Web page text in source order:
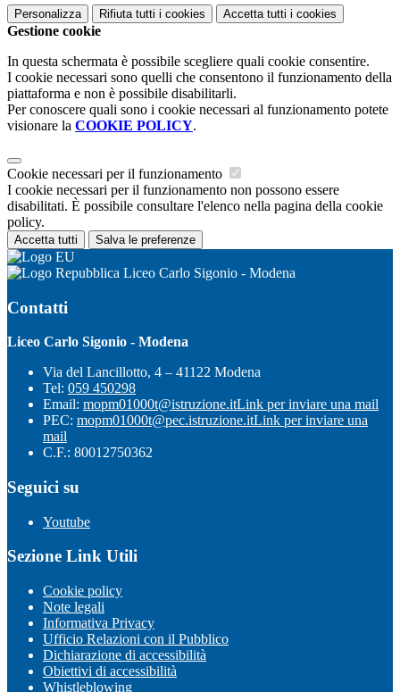
Personalizza Rifiuta tutti i cookies Accetta tutti i cookies
Gestione cookie
In questa schermata è possibile scegliere quali cookie consentire.
I cookie necessari sono quelli che consentono il funzionamento della
piattaforma e non è possibile disabilitarli.
Per conoscere quali sono i cookie necessari al funzionamento potete
visionare la COOKIE POLICY.
Cookie necessari per il funzionamento
I cookie necessari per il funzionamento non possono essere
disabilitati. È possibile consultare l'elenco nella pagina della cookie
policy.
Accetta tutti Salva le preferenze
Liceo Carlo Sigonio - Modena
Contatti
Liceo Carlo Sigonio - Modena
Via del Lancillotto, 4 – 41122 Modena
Tel: 059 450298
Email: mopm01000t@istruzione.itLink per inviare una mail
PEC: mopm01000t@pec.istruzione.itLink per inviare una
mail
C.F.: 80012750362
Seguici su
Youtube
Sezione Link Utili
Cookie policy
Note legali
Informativa Privacy
Ufficio Relazioni con il Pubblico
Dichiarazione di accessibilità
Obiettivi di accessibilità
Whistleblowing